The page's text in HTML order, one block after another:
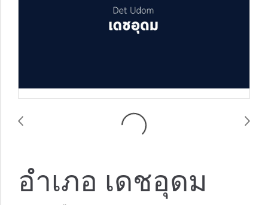
อำเภอ เดชอุดม